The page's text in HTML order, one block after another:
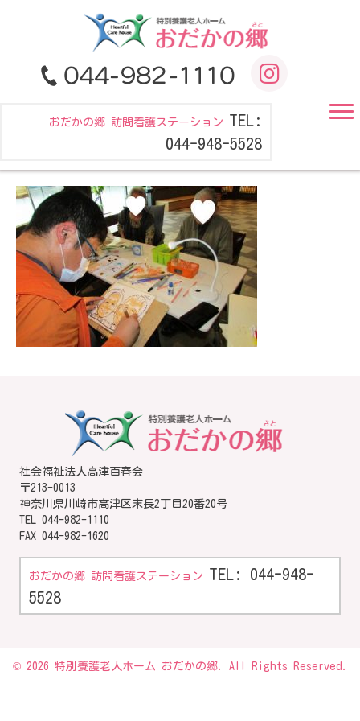
おだかの郷 訪問看護ステーション TEL:
044-948-5528
社会福祉法人高津百春会
〒213-0013
神奈川県川崎市高津区末長2丁目20番20号
TEL 044-982-1110
FAX 044-982-1620
おだかの郷 訪問看護ステーション TEL: 044-948-
5528
© 2026 特別養護老人ホーム おだかの郷. All Rights Reserved.